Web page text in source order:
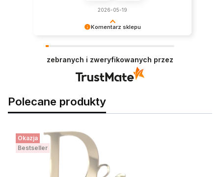
Komentarz sklepu
2026-05-19
zebranych i zweryfikowanych przez
Polecane produkty
Okazja
Bestseller